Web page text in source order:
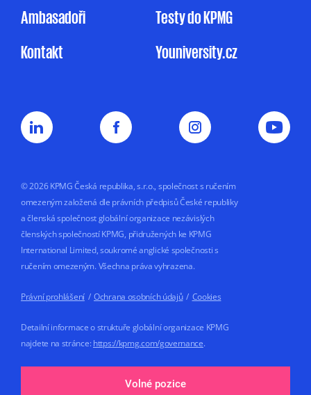
Ambasadoři
Kontakt
Testy do KPMG
Youniversity.cz
© 2026 KPMG Česká republika, s.r.o., společnost s ručením
omezeným založená dle právních předpisů České republiky
a členská společnost globální organizace nezávislých
členských společností KPMG, přidružených ke KPMG
International Limited, soukromé anglické společnosti s
ručením omezeným. Všechna práva vyhrazena.
Právní prohlášení / Ochrana osobních údajů / Cookies
Detailní informace o struktuře globální organizace KPMG
najdete na stránce: https://kpmg.com/governance.
Volné pozice